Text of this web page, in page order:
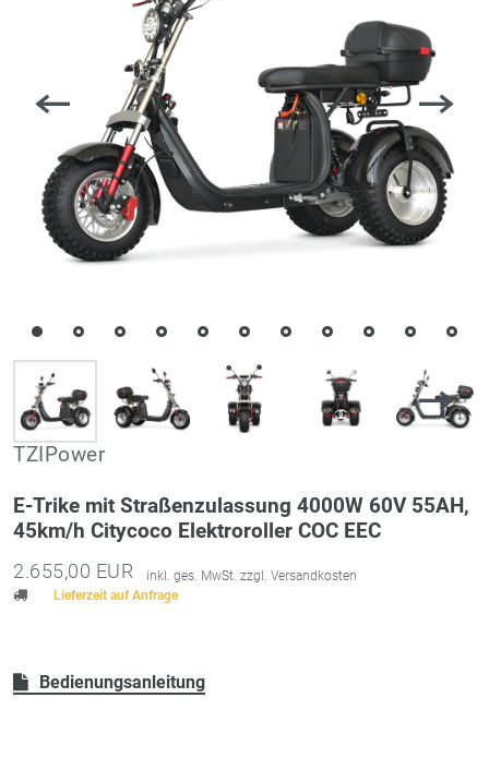
TZIPower
E-Trike mit Straßenzulassung 4000W 60V 55AH,
45km/h Citycoco Elektroroller COC EEC
2.655,00 EUR inkl. ges. MwSt. zzgl. Versandkosten
Lieferzeit auf Anfrage
Bedienungsanleitung